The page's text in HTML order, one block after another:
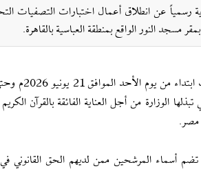
رسمياً عن انطلاق أعمال اختبارات التصفيات
الوزارة من أجل العناية الفائقة بالقرآن
مصر.
تضم أسماء المرشحين ممن لديهم الحق